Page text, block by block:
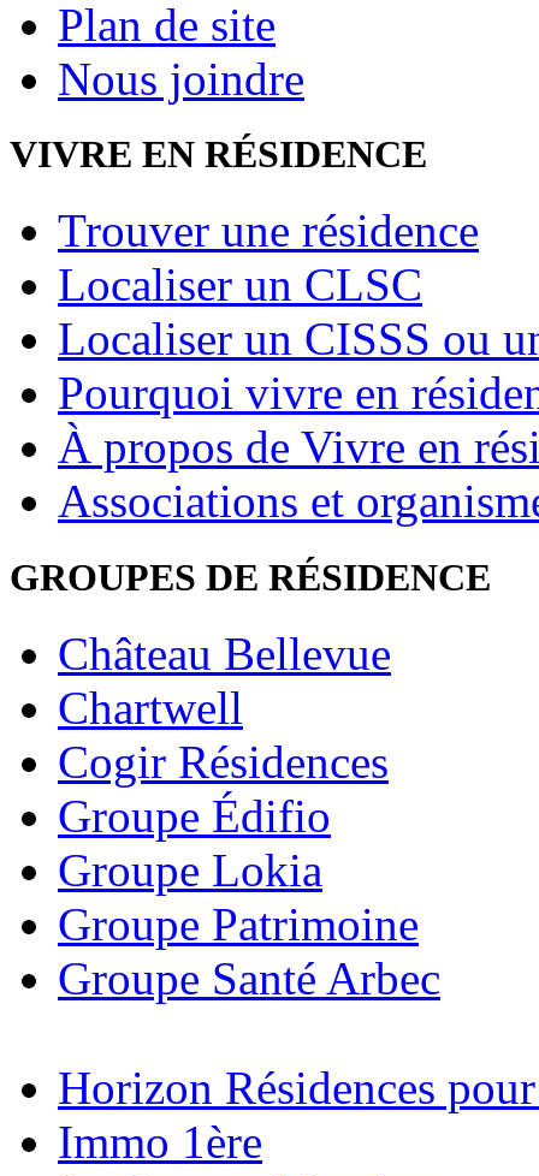
Plan de site
Nous joindre
VIVRE EN RÉSIDENCE
Trouver une résidence
Localiser un CLSC
Localiser un CISSS ou
Pourquoi vivre en
À propos de Vivre en
Associations et
GROUPES DE RÉSIDENCE
Château Bellevue
Chartwell
Cogir Résidences
Groupe Édifio
Groupe Lokia
Groupe Patrimoine
Groupe Santé Arbec
Horizon Résidences
Immo 1ère